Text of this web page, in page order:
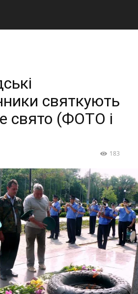
святкують
свято (ФОТО і
183